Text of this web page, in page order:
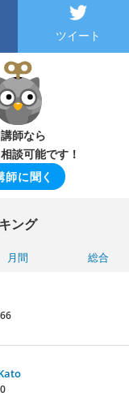
ツイート
師なら
談可能です！
師に聞く
ング
月間 総合
66
0